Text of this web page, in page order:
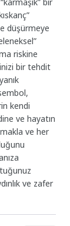
düşürmeye
riskine
bir tehdit
kendi
ve hayatın
ve her
ve zafer